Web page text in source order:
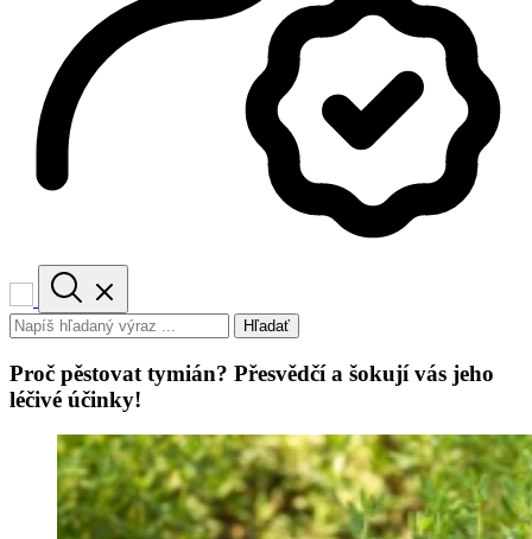
Hľadať
Proč pěstovat tymián? Přesvědčí a šokují vás jeho
léčivé účinky!